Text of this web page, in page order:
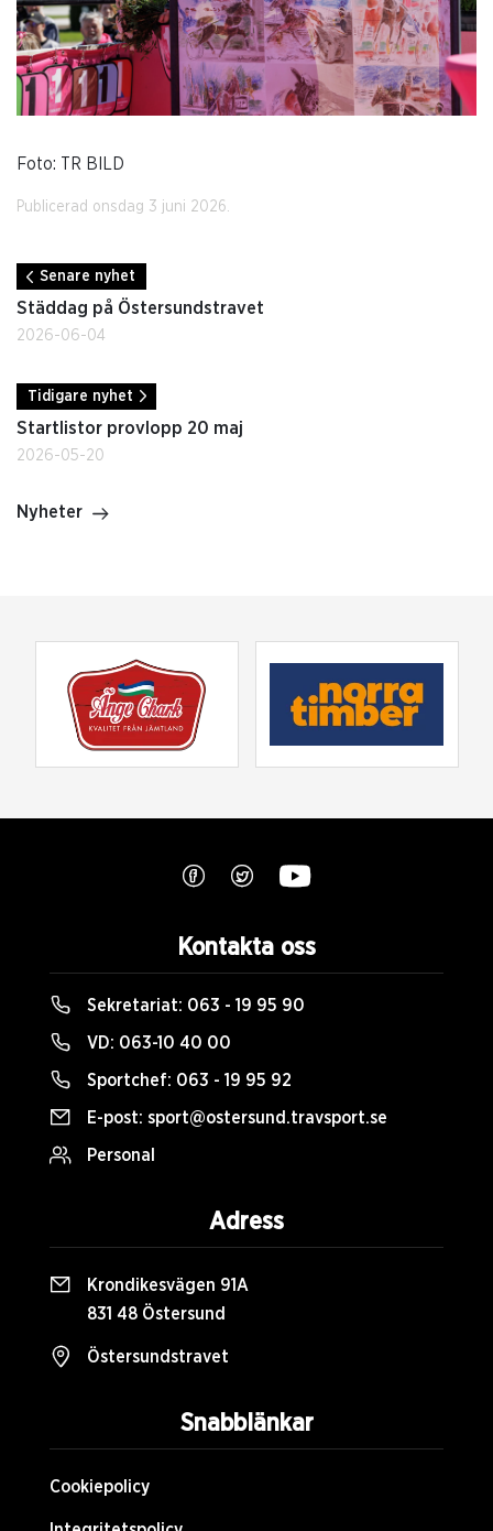
Foto: TR BILD
Publicerad onsdag 3 juni 2026.
Senare nyhet
Städdag på Östersundstravet
2026-06-04
Tidigare nyhet
Startlistor provlopp 20 maj
2026-05-20
Nyheter
Snabblänkar
Cookiepolicy
Kontakta oss
Sekretariat: 063 - 19 95 90
VD: 063-10 40 00
Sportchef: 063 - 19 95 92
E-post: sport@ostersund.travsport.se
Personal
Adress
Krondikesvägen 91A
831 48 Östersund
Östersundstravet